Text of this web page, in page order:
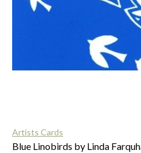
Artists Cards
Blue Linobirds by Linda